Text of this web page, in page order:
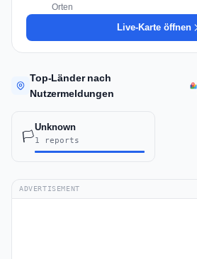
Orten
Live-Karte öffnen
Top-Länder nach
Nutzermeldungen
🏳️
Unknown
1 reports
ADVERTISEMENT